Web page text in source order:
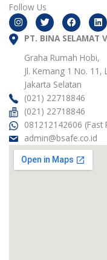
Follow Us
I
n
s
t
T
w
i
t
e
F
a
c
e
o
o
L
i
n
k
i
n
PT. BINA SELAMAT
Graha Rumah Hobi,
Jl. Kemang 1 No. 11,
Jakarta Selatan
(021) 22718846
(021) 22718846
081212142606 (Fast
admin@bsafe.co.id